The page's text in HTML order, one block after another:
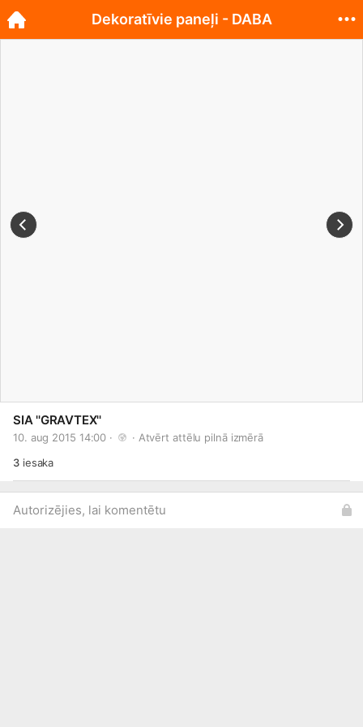
SIA ''GRAVTEX''
10. aug 2015 14:00 · · Atvērt attēlu pilnā izmērā
3iesaka
Autorizējies, lai komentētu
Dekoratīvie paneļi - DABA